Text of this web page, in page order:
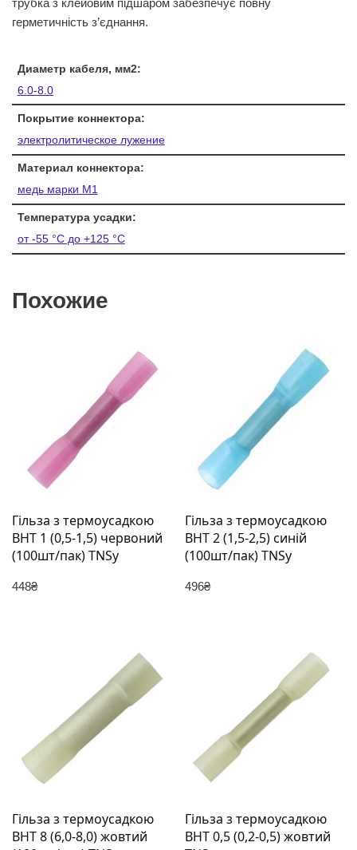
трубка з клейовим підшаром забезпечує повну
герметичність з’єднання.
Диаметр кабеля, мм2:
6.0-8.0
Покрытие коннектора:
электролитическое лужение
Материал коннектора:
медь марки М1
Температура усадки:
от -55 °C до +125 °C
Похожие
Гільза з термоусадкою
BHT 1 (0,5-1,5) червоний
(100шт/пак) TNSy
448₴
Гільза з термоусадкою
BHT 2 (1,5-2,5) синій
(100шт/пак) TNSy
496₴
Гільза з термоусадкою
BHT 8 (6,0-8,0) жовтий
Гільза з термоусадкою
BHT 0,5 (0,2-0,5) жовтий